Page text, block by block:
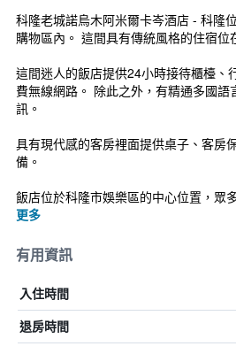
科隆老城諾烏木阿米爾卡岑酒店 - 科隆
購物區內。 這間具有傳統風格的住宿位
這間迷人的飯店提供24小時接待櫃檯、
費無線網路。 除此之外，有精通多國
訊。
具有現代感的客房裡面提供桌子、客房
備。
飯店位於科隆市娛樂區的中心位置，眾
更多
有用資訊
入住時間
退房時間